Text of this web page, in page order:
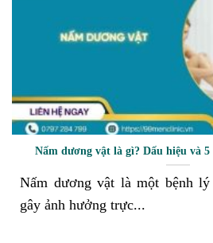
Nấm dương vật là gì? Dấu hiệu và
Nấm dương vật là một bệnh lý
gây ảnh hưởng trực...